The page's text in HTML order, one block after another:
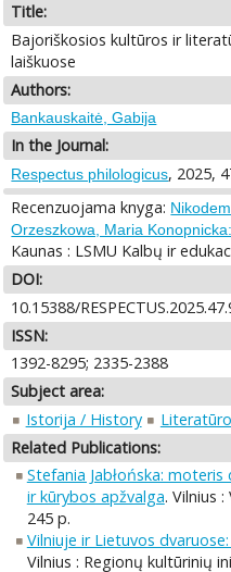
Title:
Bajoriškosios kultūros ir
laiškuose
Authors:
Bankauskaitė, Gabija
In the Journal:
Respectus philologicus, 2025,
Recenzuojama knyga:
Orzeszkowa, Maria
Kaunas : LSMU Kalbų ir
DOI:
10.15388/
ISSN:
1392-8295; 2335-2388
Subject area:
Istorija / History
Related Publications:
Stefania Jabłońska:
ir kūrybos apžvalga. Vilnius
245 p.
Vilniuje ir Lietuvos
Vilnius : Regionų kultūrinių